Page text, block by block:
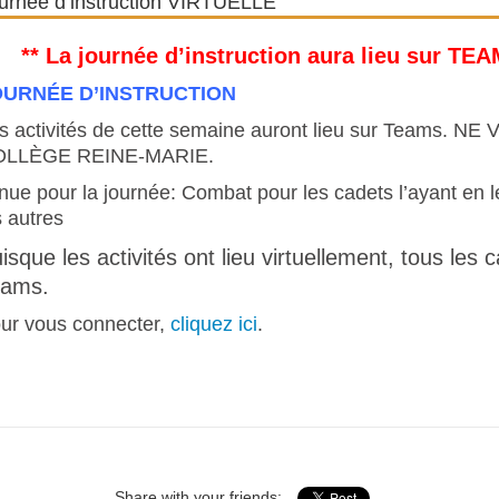
** La journée d’instruction aura lieu sur
D’INSTRUCTION
activités de cette semaine auront lieu sur Teams. NE
REINE-MARIE.
pour la journée: Combat pour les cadets l’ayant en
autres
les activités ont lieu virtuellement, tous les
vous connecter,cliquez ici.